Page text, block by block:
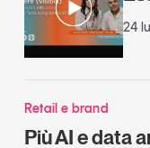
24
Retail e brand
Più AI e data